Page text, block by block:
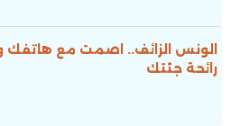
الونس الزائف.. اصمت مع هاتفك
رائحة جثتك